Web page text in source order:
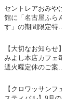
セントレアおみやげ
館に「名古屋ふらん
す」の期間限定特設
【大切なお知らせ】
みよし本店カフェ毎
週火曜定休のご案内
【クロワッサンフェ